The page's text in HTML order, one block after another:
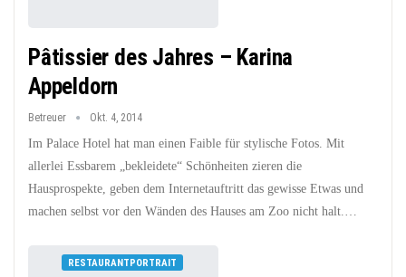
Pâtissier des Jahres – Karina
Appeldorn
Betreuer Okt. 4, 2014
Im Palace Hotel hat man einen Faible für stylische Fotos. Mit
allerlei Essbarem „bekleidete“ Schönheiten zieren die
Hausprospekte, geben dem Internetauftritt das gewisse Etwas und
machen selbst vor den Wänden des Hauses am Zoo nicht halt.…
RESTAURANTPORTRAIT